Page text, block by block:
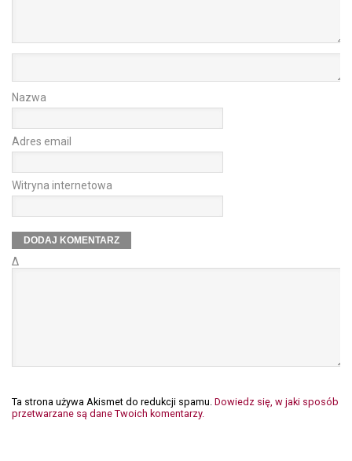
Nazwa
Adres email
Witryna internetowa
Δ
Ta strona używa Akismet do redukcji spamu. Dowiedz się, w jaki sposób
przetwarzane są dane Twoich komentarzy.